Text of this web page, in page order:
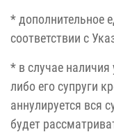
* дополнительное
соответствии с
* в случае
либо его супруги
аннулируется вся
будет